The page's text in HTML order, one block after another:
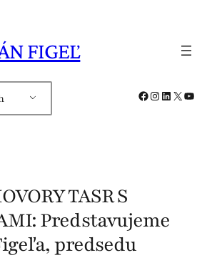
FIGEĽ
Facebook
Instagram
LinkedIn
X
TASR S
Predstavujeme
predsedu